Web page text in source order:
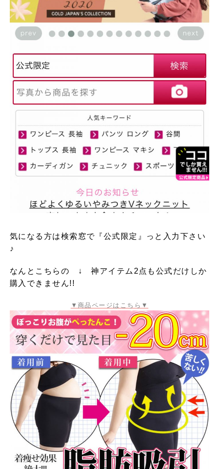
気になる方は検索窓で『公式限定』っと入力下さい
♪
なんとこちらの ↓ 神アイテム2点も公式だけしか
購入できません!!
▼商品ページはこちら▼